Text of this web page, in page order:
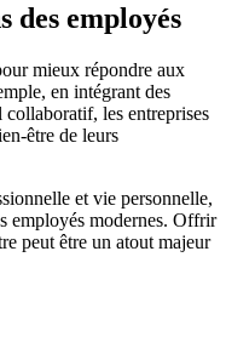
des employés
mieux répondre aux
en intégrant des
collaboratif, les entreprises
être de leurs
et vie personnelle,
employés modernes. Offrir
peut être un atout majeur